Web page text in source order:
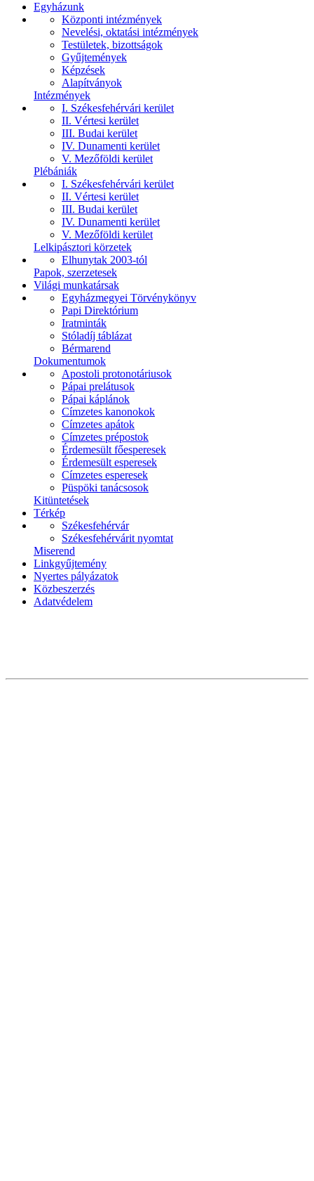
Egyházunk
Központi intézmények
Nevelési, oktatási intézmények
Testületek, bizottságok
Gyűjtemények
Képzések
Alapítványok
Intézmények
I. Székesfehérvári kerület
II. Vértesi kerület
III. Budai kerület
IV. Dunamenti kerület
V. Mezőföldi kerület
Plébániák
I. Székesfehérvári kerület
II. Vértesi kerület
III. Budai kerület
IV. Dunamenti kerület
V. Mezőföldi kerület
Lelkipásztori körzetek
Elhunytak 2003-tól
Papok, szerzetesek
Világi munkatársak
Egyházmegyei Törvénykönyv
Papi Direktórium
Iratminták
Stóladíj táblázat
Bérmarend
Dokumentumok
Apostoli protonotáriusok
Pápai prelátusok
Pápai káplánok
Címzetes kanonokok
Címzetes apátok
Címzetes prépostok
Érdemesült főesperesek
Érdemesült esperesek
Címzetes esperesek
Püspöki tanácsosok
Kitüntetések
Térkép
Székesfehérvár
Székesfehérvárit nyomtat
Miserend
Linkgyűjtemény
Nyertes pályázatok
Közbeszerzés
Adatvédelem